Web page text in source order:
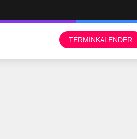
TERMINKALENDER